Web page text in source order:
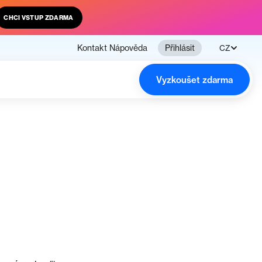
CHCI VSTUP ZDARMA
Kontakt Nápověda Přihlásit CZ
Vyzkoušet zdarma